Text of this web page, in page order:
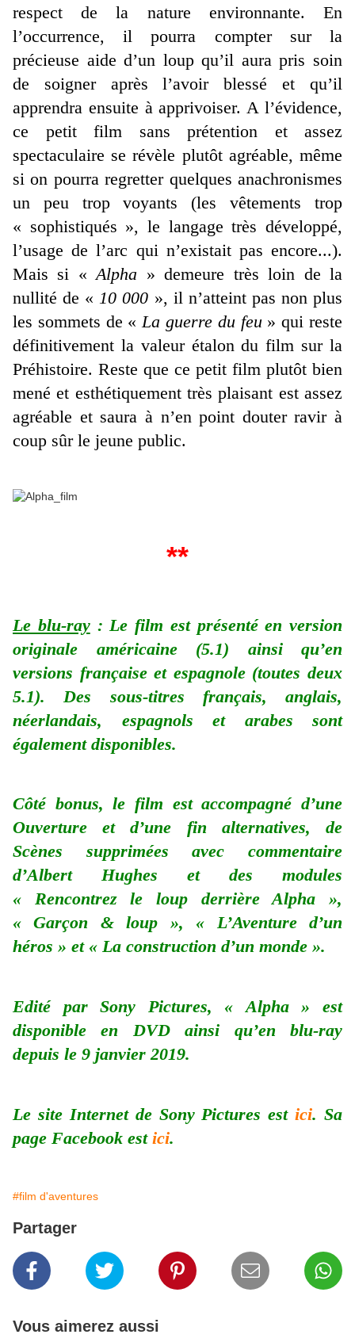
respect de la nature environnante. En
l’occurrence, il pourra compter sur la
précieuse aide d’un loup qu’il aura pris soin
de soigner après l’avoir blessé et qu’il
apprendra ensuite à apprivoiser. A l’évidence,
ce petit film sans prétention et assez
spectaculaire se révèle plutôt agréable, même
si on pourra regretter quelques anachronismes
un peu trop voyants (les vêtements trop
« sophistiqués », le langage très développé,
l’usage de l’arc qui n’existait pas encore...).
Mais si «Alpha » demeure très loin de la
nullité de « 10 000 », il n’atteint pas non plus
les sommets de «La guerre du feu» qui reste
définitivement la valeur étalon du film sur la
Préhistoire. Reste que ce petit film plutôt bien
mené et esthétiquement très plaisant est assez
agréable et saura à n’en point douter ravir à
coup sûr le jeune public.
**
Le blu-ray: Le film est présenté en version
originale américaine (5.1) ainsi qu’en
versions française et espagnole (toutes deux
5.1). Des sous-titres français, anglais,
néerlandais, espagnols et arabes sont
également disponibles.
Côté bonus, le film est accompagné d’une
Ouverture et d’une fin alternatives, de
Scènes supprimées avec commentaire
d’Albert Hughes et des modules
« Rencontrez le loup derrière Alpha »,
« Garçon & loup », « L’Aventure d’un
héros » et « La construction d’un monde ».
Edité par Sony Pictures, « Alpha » est
disponible en DVD ainsi qu’en blu-ray
depuis le 9 janvier 2019.
Le site Internet de Sony Pictures estici. Sa
page Facebook est ici.
#film d'aventures
Partager
Vous aimerez aussi